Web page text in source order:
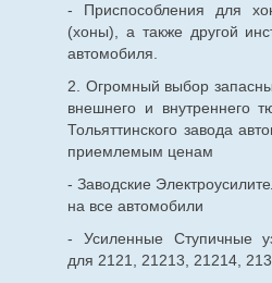
- Приспособления для
(хоны), а также другой
автомобиля.
2. Огромный выбор
внешнего и внутреннего
Тольяттинского завода
приемлемым ценам
- Заводские
на все автомобили
- Усиленные Ступичные
для 2121, 21213, 21214,